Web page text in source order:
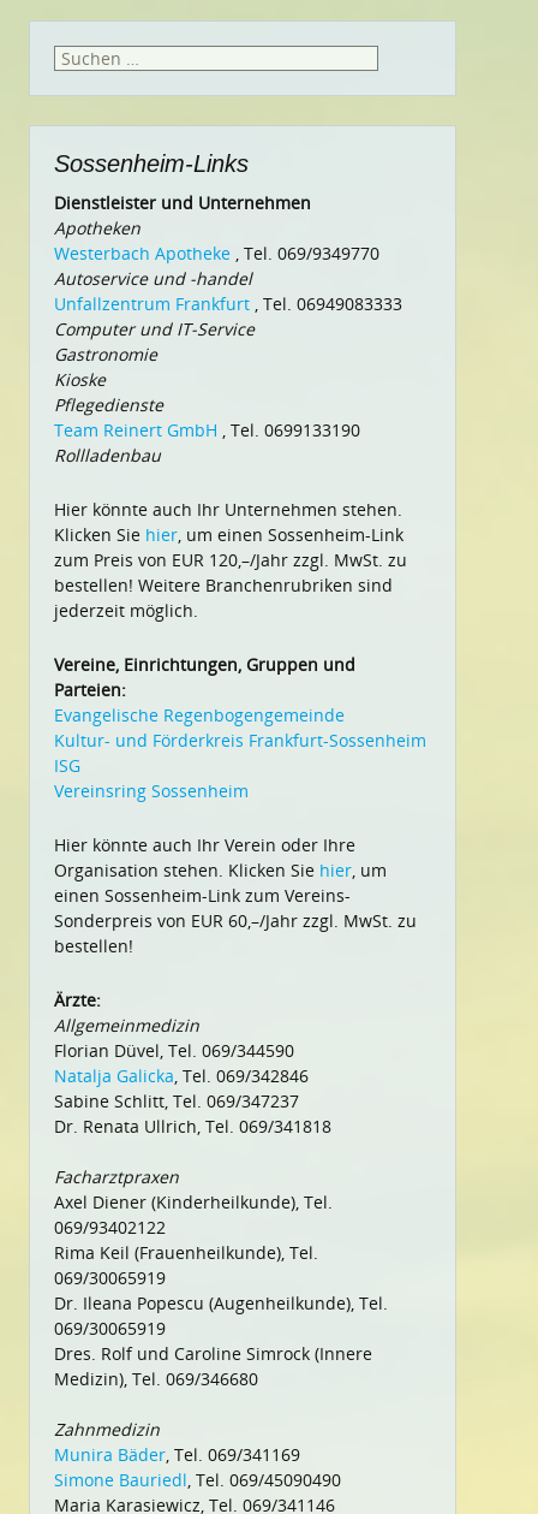
Suchen
Sossenheim-Links
Dienstleister und Unternehmen
Apotheken
Westerbach Apotheke , Tel. 069/9349770
Autoservice und -handel
Unfallzentrum Frankfurt , Tel. 06949083333
Computer und IT-Service
Gastronomie
Kioske
Pflegedienste
Team Reinert GmbH , Tel. 0699133190
Rollladenbau
Hier könnte auch Ihr Unternehmen stehen.
Klicken Sie hier, um einen Sossenheim-Link
zum Preis von EUR 120,–/Jahr zzgl. MwSt. zu
bestellen! Weitere Branchenrubriken sind
jederzeit möglich.
Vereine, Einrichtungen, Gruppen und
Parteien:
Evangelische Regenbogengemeinde
Kultur- und Förderkreis Frankfurt-Sossenheim
ISG
Vereinsring Sossenheim
Hier könnte auch Ihr Verein oder Ihre
Organisation stehen. Klicken Sie hier, um
einen Sossenheim-Link zum Vereins-
Sonderpreis von EUR 60,–/Jahr zzgl. MwSt. zu
bestellen!
Ärzte:
Allgemeinmedizin
Florian Düvel, Tel. 069/344590
Natalja Galicka, Tel. 069/342846
Sabine Schlitt, Tel. 069/347237
Dr. Renata Ullrich, Tel. 069/341818
Facharztpraxen
Axel Diener (Kinderheilkunde), Tel.
069/93402122
Rima Keil (Frauenheilkunde), Tel.
069/30065919
Dr. Ileana Popescu (Augenheilkunde), Tel.
069/30065919
Dres. Rolf und Caroline Simrock (Innere
Medizin), Tel. 069/346680
Zahnmedizin
Munira Bäder, Tel. 069/341169
Simone Bauriedl, Tel. 069/45090490
Maria Karasiewicz, Tel. 069/341146